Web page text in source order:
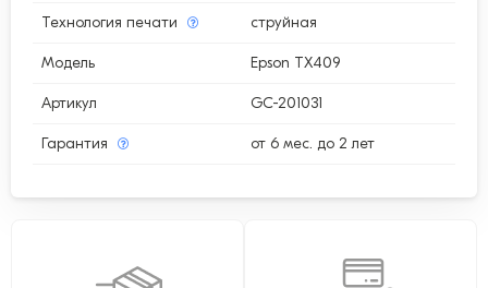
Технология печати струйная
Модель Epson TX409
Артикул GC-201031
Гарантия от 6 мес. до 2 лет